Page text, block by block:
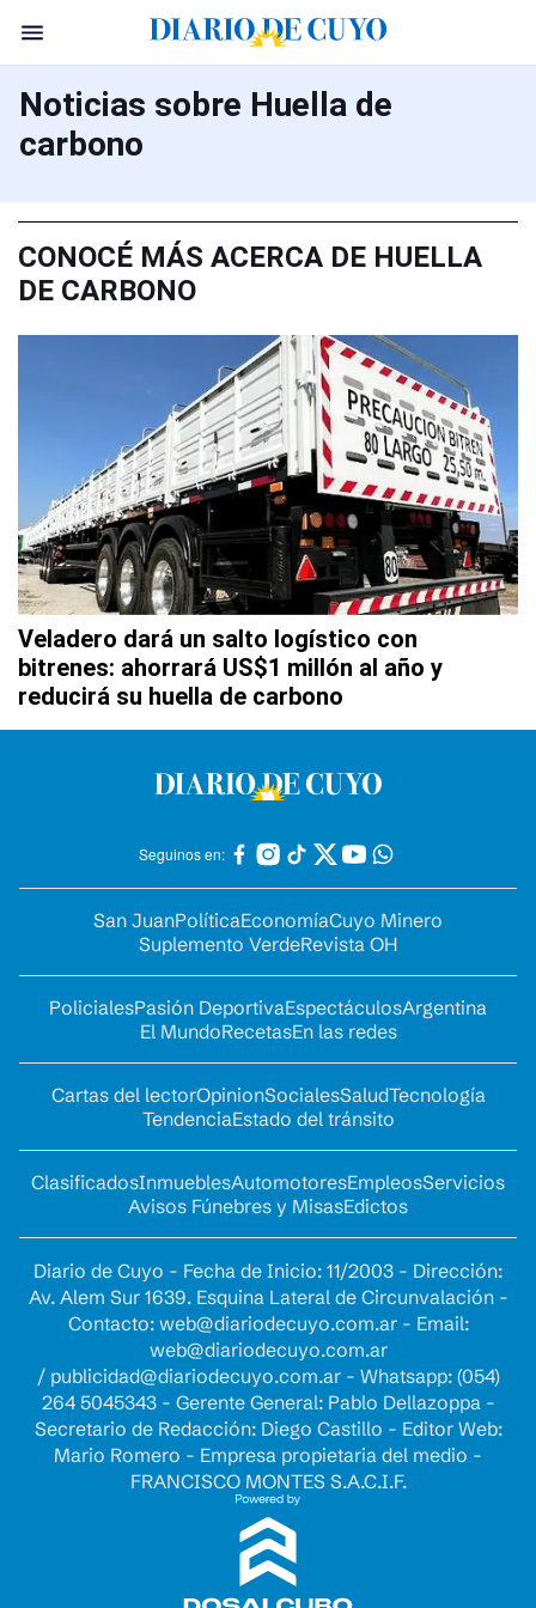
Noticias sobre Huella de
carbono
CONOCÉ MÁS ACERCA DE HUELLA
DE CARBONO
Veladero dará un salto logístico con
bitrenes: ahorrará US$1 millón al año y
reducirá su huella de carbono
Seguinos en:
San JuanPolíticaEconomíaCuyo Minero
Suplemento VerdeRevista OH
PolicialesPasión DeportivaEspectáculosArgentina
El MundoRecetasEn las redes
Cartas del lectorOpinionSocialesSaludTecnología
TendenciaEstado del tránsito
ClasificadosInmueblesAutomotoresEmpleosServicios
Avisos Fúnebres y MisasEdictos
Diario de Cuyo - Fecha de Inicio: 11/2003 - Dirección:
Av. Alem Sur 1639. Esquina Lateral de Circunvalación -
Contacto: web@diariodecuyo.com.ar- Email:
web@diariodecuyo.com.ar
/ publicidad@diariodecuyo.com.ar- Whatsapp: (054)
264 5045343 - Gerente General: Pablo Dellazoppa -
Secretario de Redacción: Diego Castillo - Editor Web:
Mario Romero - Empresa propietaria del medio -
FRANCISCO MONTES S.A.C.I.F.